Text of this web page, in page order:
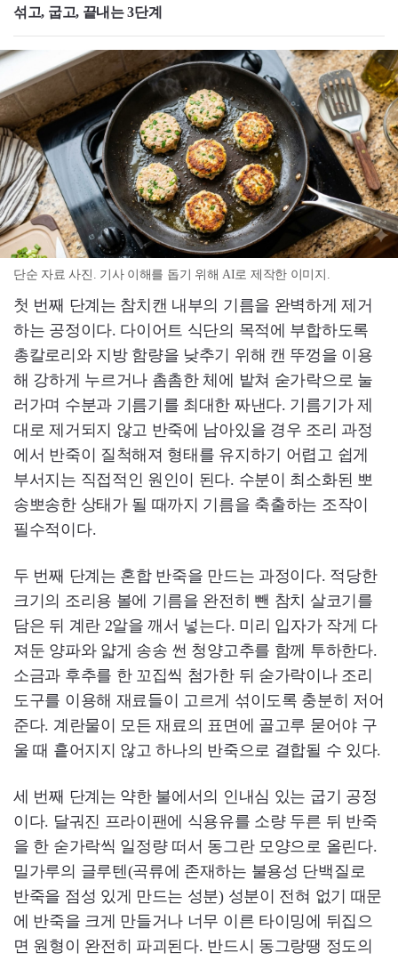
섞고, 굽고, 끝내는 3단계
단순 자료 사진. 기사 이해를 돕기 위해 AI로 제작한 이미지.
첫 번째 단계는 참치캔 내부의 기름을 완벽하게 제거
하는 공정이다. 다이어트 식단의 목적에 부합하도록
총칼로리와 지방 함량을 낮추기 위해 캔 뚜껑을 이용
해 강하게 누르거나 촘촘한 체에 밭쳐 숟가락으로 눌
러가며 수분과 기름기를 최대한 짜낸다. 기름기가 제
대로 제거되지 않고 반죽에 남아있을 경우 조리 과정
에서 반죽이 질척해져 형태를 유지하기 어렵고 쉽게
부서지는 직접적인 원인이 된다. 수분이 최소화된 뽀
송뽀송한 상태가 될 때까지 기름을 축출하는 조작이
필수적이다.
두 번째 단계는 혼합 반죽을 만드는 과정이다. 적당한
크기의 조리용 볼에 기름을 완전히 뺀 참치 살코기를
담은 뒤 계란 2알을 깨서 넣는다. 미리 입자가 작게 다
져둔 양파와 얇게 송송 썬 청양고추를 함께 투하한다.
소금과 후추를 한 꼬집씩 첨가한 뒤 숟가락이나 조리
도구를 이용해 재료들이 고르게 섞이도록 충분히 저어
준다. 계란물이 모든 재료의 표면에 골고루 묻어야 구
울 때 흩어지지 않고 하나의 반죽으로 결합될 수 있다.
세 번째 단계는 약한 불에서의 인내심 있는 굽기 공정
이다. 달궈진 프라이팬에 식용유를 소량 두른 뒤 반죽
을 한 숟가락씩 일정량 떠서 동그란 모양으로 올린다.
밀가루의 글루텐(곡류에 존재하는 불용성 단백질로
반죽을 점성 있게 만드는 성분) 성분이 전혀 없기 때문
에 반죽을 크게 만들거나 너무 이른 타이밍에 뒤집으
면 원형이 완전히 파괴된다. 반드시 동그랑땡 정도의